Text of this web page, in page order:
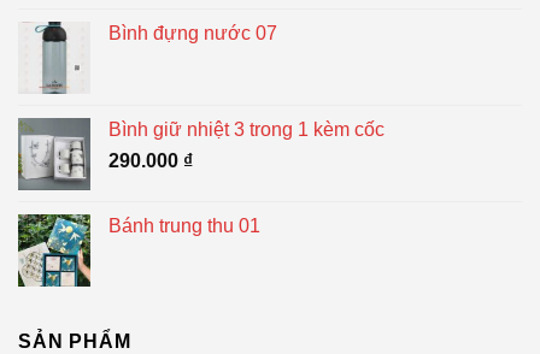
Bình đựng nước 07
Bình giữ nhiệt 3 trong 1 kèm cốc
290.000 ₫
Bánh trung thu 01
SẢN PHẨM